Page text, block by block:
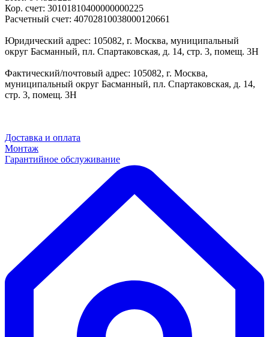
Кор. счет: 30101810400000000225
Расчетный счет: 40702810038000120661
Юридический адрес: 105082, г. Москва, муниципальный
округ Басманный, пл. Спартаковская, д. 14, стр. 3, помещ. 3Н
Фактический/почтовый адрес: 105082, г. Москва,
муниципальный округ Басманный, пл. Спартаковская, д. 14,
стр. 3, помещ. 3Н
Доставка и оплата
Монтаж
Гарантийное обслуживание